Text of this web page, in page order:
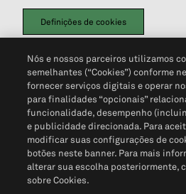
Definições de cookies
Política de PrivacidadePortal de
Não Venda Minhas Informações Pessoais
Nós e nossos parceiros utilizamos
semelhantes (“Cookies”) conforme
fornecer serviços digitais e operar
para finalidades “opcionais”
funcionalidade, desempenho
e publicidade direcionada. Para
modificar suas configurações de
botões neste banner. Para mais
alterar sua escolha posteriormente,
sobre Cookies.